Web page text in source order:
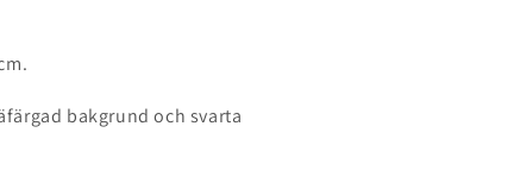
bakgrund och svarta